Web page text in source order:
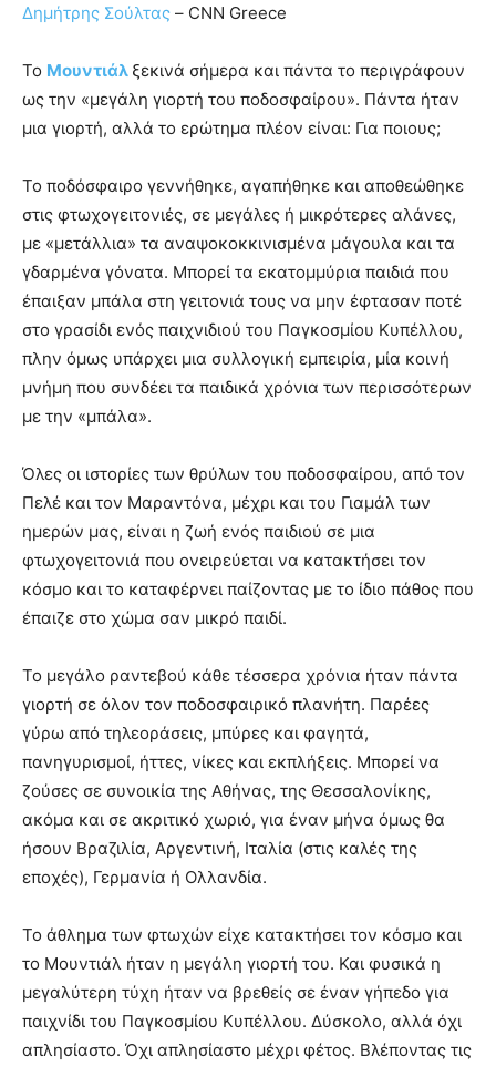
Δημήτρης Σούλτας – CNN Greece
Το Μουντιάλ ξεκινά σήμερα και πάντα το περιγράφουν
ως την «μεγάλη γιορτή του ποδοσφαίρου». Πάντα ήταν
μια γιορτή, αλλά το ερώτημα πλέον είναι: Για ποιους;
Το ποδόσφαιρο γεννήθηκε, αγαπήθηκε και αποθεώθηκε
στις φτωχογειτονιές, σε μεγάλες ή μικρότερες αλάνες,
με «μετάλλια» τα αναψοκοκκινισμένα μάγουλα και τα
γδαρμένα γόνατα. Μπορεί τα εκατομμύρια παιδιά που
έπαιξαν μπάλα στη γειτονιά τους να μην έφτασαν ποτέ
στο γρασίδι ενός παιχνιδιού του Παγκοσμίου Κυπέλλου,
πλην όμως υπάρχει μια συλλογική εμπειρία, μία κοινή
μνήμη που συνδέει τα παιδικά χρόνια των περισσότερων
με την «μπάλα».
Όλες οι ιστορίες των θρύλων του ποδοσφαίρου, από τον
Πελέ και τον Μαραντόνα, μέχρι και του Γιαμάλ των
ημερών μας, είναι η ζωή ενός παιδιού σε μια
φτωχογειτονιά που ονειρεύεται να κατακτήσει τον
κόσμο και το καταφέρνει παίζοντας με το ίδιο πάθος που
έπαιζε στο χώμα σαν μικρό παιδί.
Το μεγάλο ραντεβού κάθε τέσσερα χρόνια ήταν πάντα
γιορτή σε όλον τον ποδοσφαιρικό πλανήτη. Παρέες
γύρω από τηλεοράσεις, μπύρες και φαγητά,
πανηγυρισμοί, ήττες, νίκες και εκπλήξεις. Μπορεί να
ζούσες σε συνοικία της Αθήνας, της Θεσσαλονίκης,
ακόμα και σε ακριτικό χωριό, για έναν μήνα όμως θα
ήσουν Βραζιλία, Αργεντινή, Ιταλία (στις καλές της
εποχές), Γερμανία ή Ολλανδία.
Το άθλημα των φτωχών είχε κατακτήσει τον κόσμο και
το Μουντιάλ ήταν η μεγάλη γιορτή του. Και φυσικά η
μεγαλύτερη τύχη ήταν να βρεθείς σε έναν γήπεδο για
παιχνίδι του Παγκοσμίου Κυπέλλου. Δύσκολο, αλλά όχι
απλησίαστο. Όχι απλησίαστο μέχρι φέτος. Βλέποντας τις